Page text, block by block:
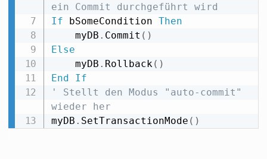
ein Commit durchgeführt wird
If bSomeCondition Then
    myDB
. Commit ( )
Else
    myDB
. Rollback( )
End
If
' Stellt den Modus "auto-commit"
wieder her
myDB . SetTransactionMode ( )